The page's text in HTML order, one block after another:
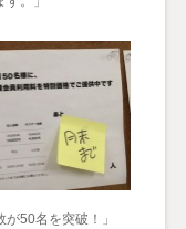
が50名を突破！」